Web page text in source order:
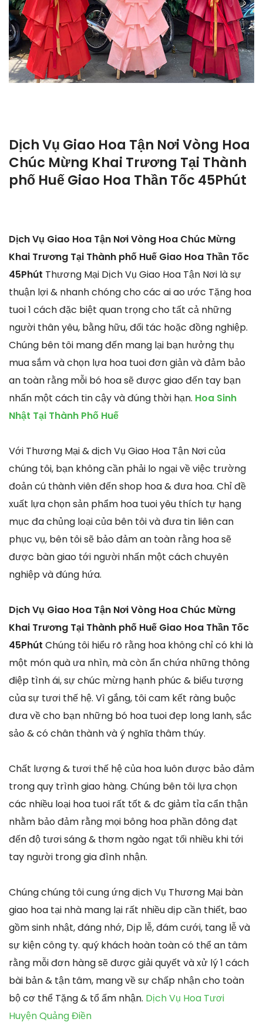
Dịch Vụ Giao Hoa Tận Nơi Vòng Hoa
Chúc Mừng Khai Trương Tại Thành
phố Huế Giao Hoa Thần Tốc 45Phút
Dịch Vụ Giao Hoa Tận Nơi Vòng Hoa Chúc Mừng
Khai Trương Tại Thành phố Huế Giao Hoa Thần Tốc
45Phút Thương Mại Dịch Vụ Giao Hoa Tận Nơi là sự
thuận lợi & nhanh chóng cho các ai ao ước Tặng hoa
tuoi 1 cách đặc biệt quan trọng cho tất cả những
người thân yêu, bằng hữu, đối tác hoặc đồng nghiệp.
Chúng bên tôi mang đến mang lại bạn hưởng thụ
mua sắm và chọn lựa hoa tuoi đơn giản và đảm bảo
an toàn rằng mỗi bó hoa sẽ được giao đến tay bạn
nhấn một cách tin cậy và đúng thời hạn. Hoa Sinh
Nhật Tại Thành Phố Huế
Với Thương Mại & dịch Vụ Giao Hoa Tận Nơi của
chúng tôi, bạn không cần phải lo ngại về việc trường
đoản cú thành viên đến shop hoa & đưa hoa. Chỉ đề
xuất lựa chọn sản phẩm hoa tuoi yêu thích tự hạng
mục đa chủng loại của bên tôi và đưa tin liên can
phục vụ, bên tôi sẽ bảo đảm an toàn rằng hoa sẽ
được bàn giao tới người nhấn một cách chuyên
nghiệp và đúng hứa.
Dịch Vụ Giao Hoa Tận Nơi Vòng Hoa Chúc Mừng
Khai Trương Tại Thành phố Huế Giao Hoa Thần Tốc
45Phút Chúng tôi hiểu rõ rằng hoa không chỉ có khi là
một món quà ưa nhìn, mà còn ẩn chứa những thông
điệp tình ái, sự chúc mừng hạnh phúc & biểu tượng
của sự tươi thế hệ. Vì gắng, tôi cam kết ràng buộc
đưa về cho bạn những bó hoa tuoi đẹp long lanh, sắc
sảo & có chân thành và ý nghĩa thâm thúy.
Chất lượng & tươi thế hệ của hoa luôn được bảo đảm
trong quy trình giao hàng. Chúng bên tôi lựa chọn
các nhiều loại hoa tuoi rất tốt & đc giảm tỉa cẩn thận
nhằm bảo đảm rằng mọi bông hoa phần đông đạt
đến độ tươi sáng & thơm ngào ngạt tối nhiều khi tới
tay người trong gia đình nhận.
Chúng chúng tôi cung ứng dịch Vụ Thương Mại bàn
giao hoa tại nhà mang lại rất nhiều dịp cần thiết, bao
gồm sinh nhật, đáng nhớ, Dịp lễ, đám cưới, tang lễ và
sự kiện công ty. quý khách hoàn toàn có thể an tâm
rằng mỗi đơn hàng sẽ được giải quyết và xử lý 1 cách
bài bản & tận tâm, mang về sự chấp nhận cho toàn
bộ cơ thể Tặng & tổ ấm nhận. Dịch Vụ Hoa Tươi
Huyện Quảng Điền